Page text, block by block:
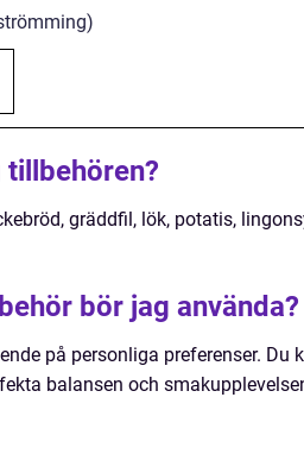
gräddfil, lök, potatis,
bör jag använda?
på personliga preferenser. Du
balansen och